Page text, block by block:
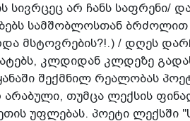
სივრცეც არ ჩანს საფრენი/
სამშობლოსთან ბრძოლით
მსტოვრების?!.) / დღეს
კლდიდან კლდეზე
შექმნილ რეალობას
თუმცა ლექსის
უფლებას. პოეტი ლექსში